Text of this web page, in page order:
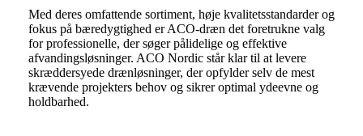
Med deres omfattende sortiment, høje kvalitetsstandarder og
fokus på bæredygtighed er ACO-dræn det foretrukne valg
for professionelle, der søger pålidelige og effektive
afvandingsløsninger. ACO Nordic står klar til at levere
skræddersyede drænløsninger, der opfylder selv de mest
krævende projekters behov og sikrer optimal ydeevne og
holdbarhed.